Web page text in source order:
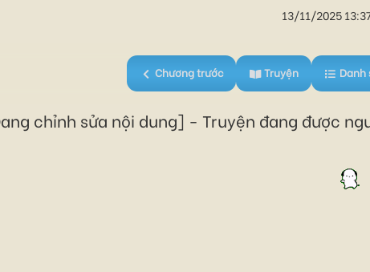
13/11/2025
Chương trước Truyện Danh
chỉnh sửa nội dung] - Truyện đang được